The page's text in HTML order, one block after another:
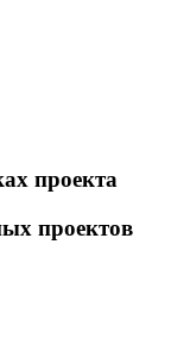
проекта
проектов